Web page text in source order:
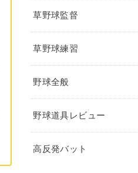
草野球監督
草野球練習
野球全般
野球道具レビュー
高反発バット